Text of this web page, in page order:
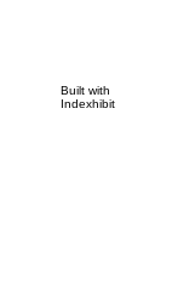
Built with
Indexhibit